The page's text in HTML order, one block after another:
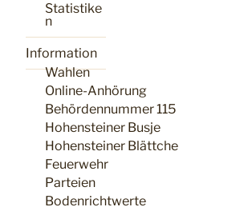
Statistike
n
Information
Wahlen
Online-Anhörung
Behördennummer 115
Hohensteiner Busje
Hohensteiner Blättche
Feuerwehr
Parteien
Bodenrichtwerte